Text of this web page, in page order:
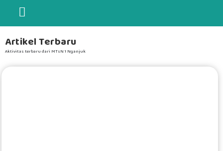
Artikel Terbaru
Aktivitas terbaru dari MTsN 1 Nganjuk